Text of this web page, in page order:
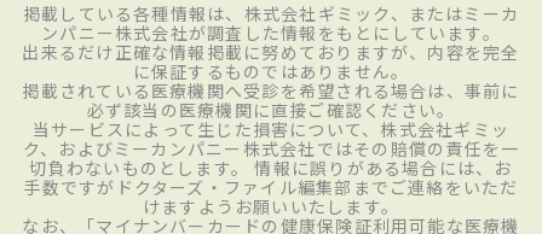
掲載している各種情報は、株式会社ギミック、またはミーカ
ンパニー株式会社が調査した情報をもとにしています。
出来るだけ正確な情報掲載に努めておりますが、内容を完全
に保証するものではありません。
掲載されている医療機関へ受診を希望される場合は、事前に
必ず該当の医療機関に直接ご確認ください。
当サービスによって生じた損害について、株式会社ギミッ
ク、およびミーカンパニー株式会社ではその賠償の責任を一
切負わないものとします。 情報に誤りがある場合には、お
手数ですがドクターズ・ファイル編集部までご連絡をいただ
けますようお願いいたします。
なお、「マイナンバーカードの健康保険証利用可能な医療機